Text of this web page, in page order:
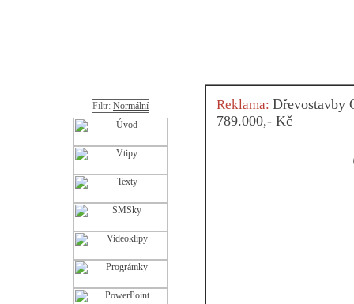
Filtr: Normální Reklama: Dřevostavby
789.000,- Kč